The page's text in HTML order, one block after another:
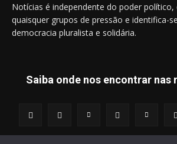
Notícias é independente do poder
quaisquer grupos de pressão e identifica-
democracia pluralista e solidária.
Saiba onde nos encontrar nas